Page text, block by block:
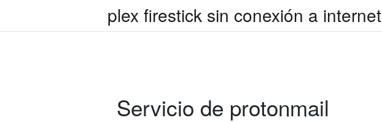
plex firestick sin conexión a internet
Servicio de protonmail